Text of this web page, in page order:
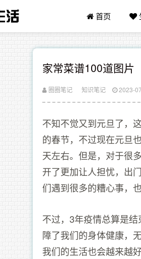
首页
家常菜谱100道图片
圈圈笔记 知识笔记 2023-
不知不觉又到元旦了，
的春节，不过现在元旦
天左右。但是，对于很
开了更加让人担忧，出
们遇到很多的糟心事，
不过，3年疫情总算是
障了我们的身体健康，
我们的生活也会越来越